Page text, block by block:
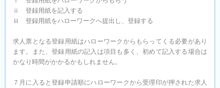
ⅱ 登録用紙を記入する
ⅲ 登録用紙をハローワークへ提出し、登録する
求人票となる登録用紙はハローワークからもらってくる必要があり
ます。また、登録用紙の記入は項目も多く、初めて記入する場合は
かなり時間がかかるかもしれません。
７月に入ると登録申請順にハローワークから受理印が押された求人